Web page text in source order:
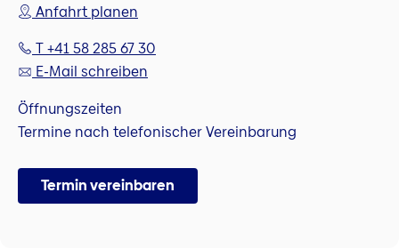
Anfahrt planen
T +41 58 285 67 30
E-Mail schreiben
Öffnungszeiten
Termine nach telefonischer Vereinbarung
Termin vereinbaren